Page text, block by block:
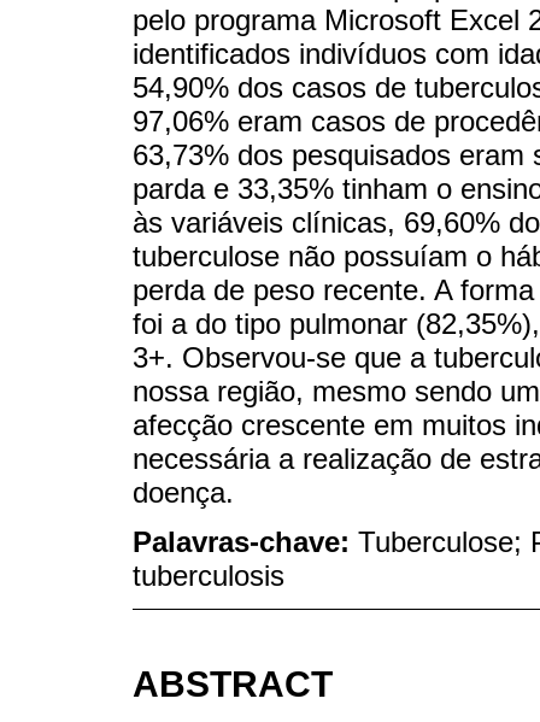
pelo programa Microsoft Excel
identificados indivíduos com
54,90% dos casos de
97,06% eram casos de
63,73% dos pesquisados
parda e 33,35% tinham o
às variáveis clínicas, 69,60%
tuberculose não possuíam o
perda de peso recente. A
foi a do tipo pulmonar
3+. Observou-se que a
nossa região, mesmo sendo
afecção crescente em muitos
necessária a realização de
doença.
Palavras-chave: Tuberculose;
tuberculosis
ABSTRACT